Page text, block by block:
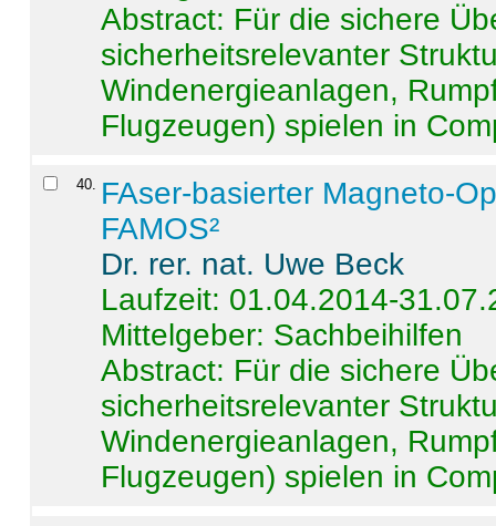
Abstract: Für die sichere
sicherheitsrelevanter
Windenergieanlagen,
Flugzeugen) spielen in
40. FAser-basierter Magneto-
FAMOS²
Dr. rer. nat. Uwe Beck
Laufzeit: 01.04.2014-
Mittelgeber: Sachbeihilfen
Abstract: Für die sichere
sicherheitsrelevanter
Windenergieanlagen,
Flugzeugen) spielen in